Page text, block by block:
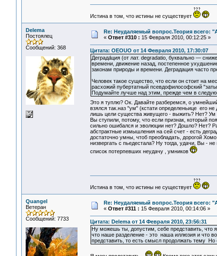
Истина в том, что истины не существует
Delema
Постоялец
Сообщений: 368
Re: Неудаляемый вопрос.Теория всего:
« Ответ #310 : 15 Февраля 2010, 00:12:25 »
Цитата: OEOUO от 14 Февраля 2010, 17:30:07
Деграда́ция (от лат. degradatio, буквально —
времени, движение назад, постепенное
законам природы и времени. Деградация часто
Человек такое существо, что если он стоит на
расхожий пубертатный псевдофилософский
Подумайте лучше над этим, прежде чем в
Это я туплю? Ок. Давайте разберемся, о
взялся так.наз "ум" (кстати определеньице его
лишь цели существа живущего - выжить? Нет? Ум
Вы ступили, потому, что если признак, который
сильно ошибался и эволюции нет? Дошло? Нет?
абстрактные измышления на сей счет - есть
достаточно умны, чтоб преобладать, дорогой
низвергать с пьедестала? Ну тогда, удачи, Вы -
список потерпевших неудачу , умников
Истина в том, что истины не существует
Quangel
Ветеран
Сообщений: 7733
Re: Неудаляемый вопрос.Теория всего:
« Ответ #311 : 15 Февраля 2010, 00:14:06 »
Цитата: Delema от 14 Февраля 2010, 23:56:31
Ну можешь ты, допустим, себе представить, что
что наше разделение - это наша иллюзия и что
представить, то есть смысл продолжать тему Но